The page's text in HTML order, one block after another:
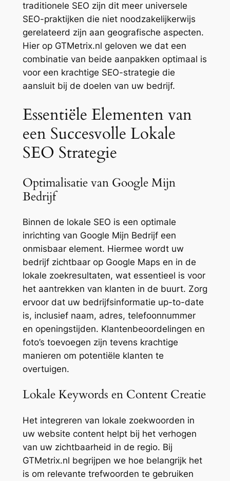
traditionele SEO zijn dit meer universele
SEO-praktijken die niet noodzakelijkerwijs
gerelateerd zijn aan geografische aspecten.
Hier op GTMetrix.nl geloven we dat een
combinatie van beide aanpakken optimaal is
voor een krachtige SEO-strategie die
aansluit bij de doelen van uw bedrijf.
Essentiële Elementen van
een Succesvolle Lokale
SEO Strategie
Optimalisatie van Google Mijn
Bedrijf
Binnen de lokale SEO is een optimale
inrichting van Google Mijn Bedrijf een
onmisbaar element. Hiermee wordt uw
bedrijf zichtbaar op Google Maps en in de
lokale zoekresultaten, wat essentieel is voor
het aantrekken van klanten in de buurt. Zorg
ervoor dat uw bedrijfsinformatie up-to-date
is, inclusief naam, adres, telefoonnummer
en openingstijden. Klantenbeoordelingen en
foto’s toevoegen zijn tevens krachtige
manieren om potentiële klanten te
overtuigen.
Lokale Keywords en Content Creatie
Het integreren van lokale zoekwoorden in
uw website content helpt bij het verhogen
van uw zichtbaarheid in de regio. Bij
GTMetrix.nl begrijpen we hoe belangrijk het
is om relevante trefwoorden te gebruiken